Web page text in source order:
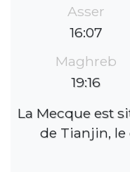
Asser
16:07
Maghreb
19:16
La Mecque est
de Tianjin, le